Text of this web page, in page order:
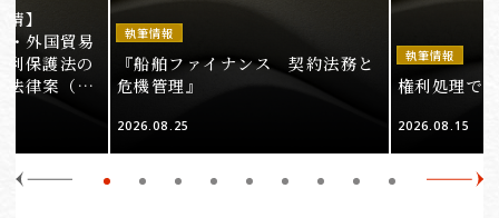
】
外国貿易
利保護法の
法律案（そ
執筆情報
『船舶ファイナンス 契約法務と
危機管理』
2026.08.25
執筆情報
権利処理で
2026.08.15